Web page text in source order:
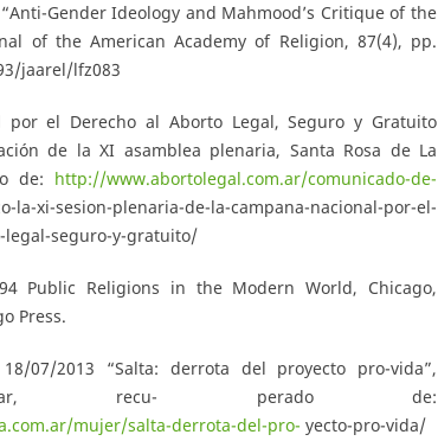
Gender Ideology and Mahmood’s Critique of the
of the American Academy of Religion, 87(4), pp.
jaarel/lfz083
por el Derecho al Aborto Legal, Seguro y Gratuito
de la XI asamblea plenaria, Santa Rosa de La
de: http://www.abortolegal.com.ar/comunicado-de-
xi-sesion-plenaria-de-la-campana-nacional-por-el-
legal-seguro-y-gratuito/
Public Religions in the Modern World, Chicago,
Press.
07/2013 “Salta: derrota del proyecto pro-vida”,
recu- perado de:
mujer/salta-derrota-del-pro- yecto-pro-vida/